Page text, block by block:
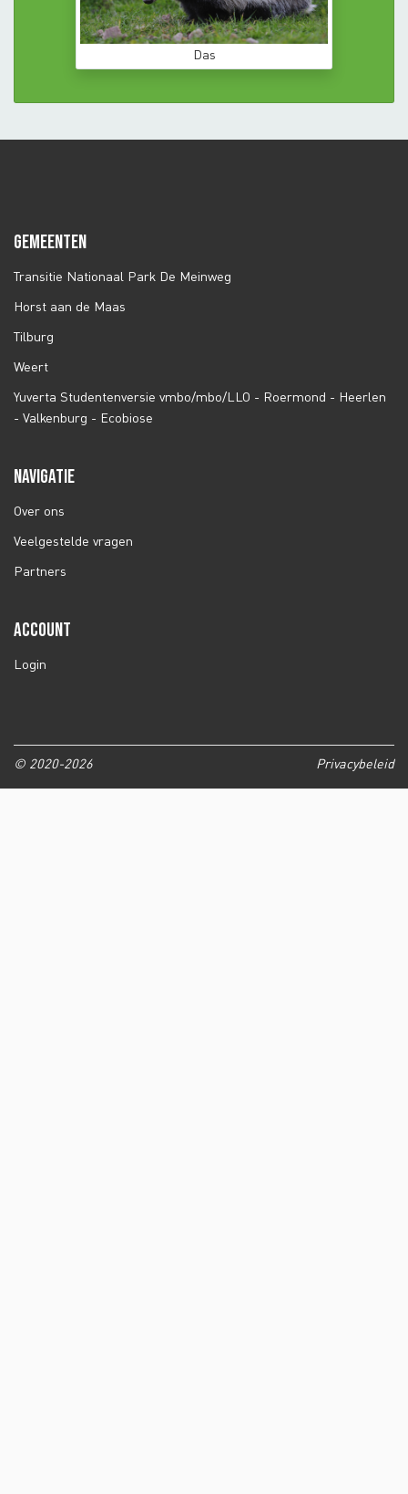
Das
GEMEENTEN
Transitie Nationaal Park De Meinweg
Horst aan de Maas
Tilburg
Weert
Yuverta Studentenversie vmbo/mbo/LLO - Roermond - Heerlen
- Valkenburg - Ecobiose
NAVIGATIE
Over ons
Veelgestelde vragen
Partners
ACCOUNT
Login
© 2020-2026 Privacybeleid